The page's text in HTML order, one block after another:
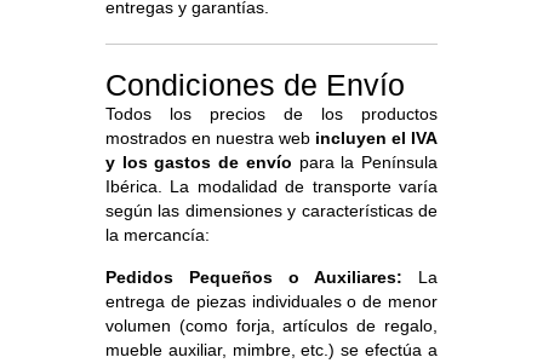
entregas y garantías.
Condiciones de Envío
Todos los precios de los productos
mostrados en nuestra web incluyen el IVA
y los gastos de envío para la Península
Ibérica. La modalidad de transporte varía
según las dimensiones y características de
la mercancía:
Pedidos Pequeños o Auxiliares: La
entrega de piezas individuales o de menor
volumen (como forja, artículos de regalo,
mueble auxiliar, mimbre, etc.) se efectúa a